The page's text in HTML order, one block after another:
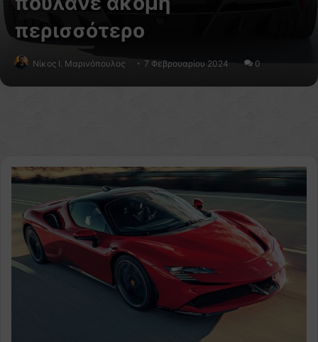
περισσότερο
Nίκος Ι. Mαρινόπουλος 7 Φεβρουαρίου 2024 0